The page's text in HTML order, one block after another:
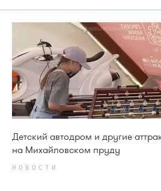
Детский автодром и другие
на Михайловском пруду
НОВОСТИ